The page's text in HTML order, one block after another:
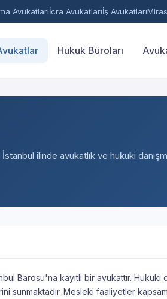
Avukatlarıİcra Avukatlarıİş Avukatları
Hukuk Büroları
ilinde avukatlık ve hukuki
Barosu'na kayıtlı bir avukattır. Hukuki
sunmaktadır. Mesleki faaliyetler